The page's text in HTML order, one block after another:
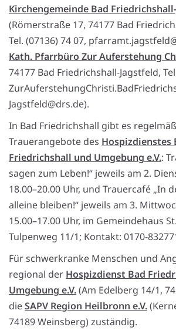
Kirchengemeinde Bad
(Römerstraße 17, 74177 Bad
Tel. (07136) 74 07,
Kath. Pfarrbüro Zur Auferstehung
74177 Bad Friedrichshall-Jagstfeld,
Jagstfeld@drs.de).
In Bad Friedrichshall gibt es
Trauerangebote des Hospizdienstes
Friedrichshall und Umgebung e.V.:
sagen zum Leben!“ jeweils am 2.
18.00–20.00 Uhr, und Trauercafé „In
alleine bleiben!“ jeweils am 3.
15.00–17.00 Uhr, im Gemeindehaus
Tulpenweg 11/1; Kontakt: 0170-
Für schwerkranke Menschen und
regional der Hospizdienst Bad
Umgebung e.V.(Am Edelberg 14/1,
dieSAPV Region Heilbronn e.V.
74189 Weinsberg) zuständig.